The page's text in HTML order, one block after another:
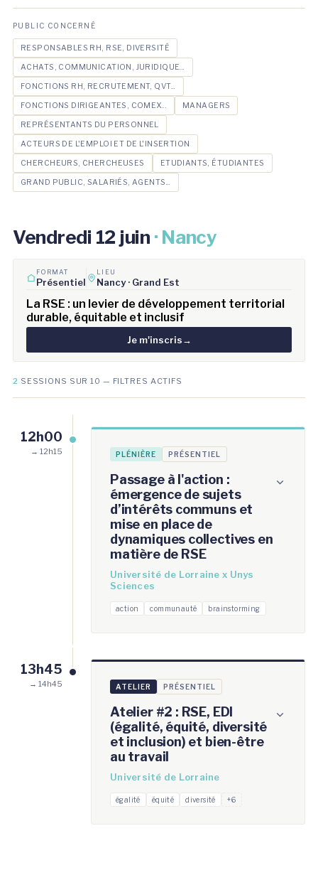
PUBLIC CONCERNÉ
RESPONSABLES RH, RSE, DIVERSITÉ
ACHATS, COMMUNICATION, JURIDIQUE...
FONCTIONS RH, RECRUTEMENT, QVT...
FONCTIONS DIRIGEANTES, COMEX... MANAGERS
REPRÉSENTANTS DU PERSONNEL
ACTEURS DE L'EMPLOI ET DE L'INSERTION
CHERCHEURS, CHERCHEUSES ETUDIANTS, ÉTUDIANTES
GRAND PUBLIC, SALARIÉS, AGENTS...
Vendredi 12 juin · Nancy
FORMAT
Présentiel
LIEU
Nancy · Grand Est
La RSE : un levier de développement territorial
durable, équitable et inclusif
Je m'inscris→
2 SESSIONS SUR 10 — FILTRES ACTIFS
12h00
→ 12h15 PLÉNIÈRE PRÉSENTIEL
Passage à l'action :
émergence de sujets
d’intérêts communs et
mise en place de
dynamiques collectives en
matière de RSE
Université de Lorraine x Unys
Sciences
action communauté brainstorming
13h45
→ 14h45 ATELIER PRÉSENTIEL
Atelier #2 : RSE, EDI
(égalité, équité, diversité
et inclusion) et bien-être
au travail
Université de Lorraine
égalité équité diversité +6